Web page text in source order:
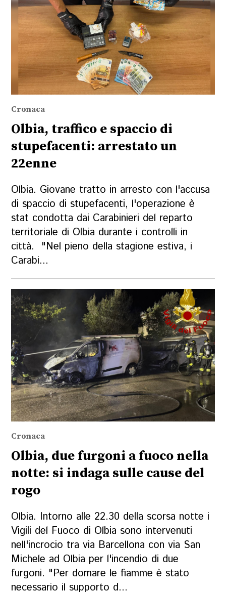
Cronaca
Olbia, traffico e spaccio di
stupefacenti: arrestato un
22enne
Olbia. Giovane tratto in arresto con l'accusa
di spaccio di stupefacenti, l'operazione è
stat condotta dai Carabinieri del reparto
territoriale di Olbia durante i controlli in
città. "Nel pieno della stagione estiva, i
Carabi...
Cronaca
Olbia, due furgoni a fuoco nella
notte: si indaga sulle cause del
rogo
Olbia. Intorno alle 22.30 della scorsa notte i
Vigili del Fuoco di Olbia sono intervenuti
nell'incrocio tra via Barcellona con via San
Michele ad Olbia per l'incendio di due
furgoni. "Per domare le fiamme è stato
necessario il supporto d...